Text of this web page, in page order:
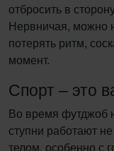
отбросить в
Нервничая, можно
потерять ритм,
момент.
Спорт – это
Во время футджоб
ступни работают
телом, особенно с